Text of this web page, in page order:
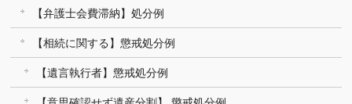
【弁護士会費滞納】処分例
【相続に関する】懲戒処分例
【遺言執行者】懲戒処分例